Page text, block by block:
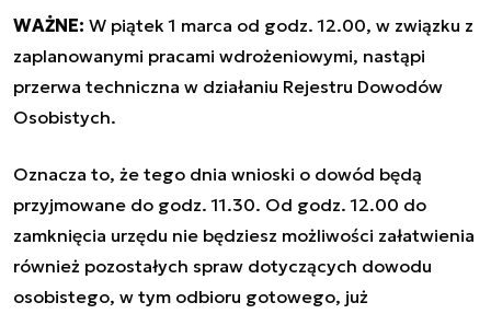
WAŻNE: W piątek 1 marca od godz. 12.00, w związku z
zaplanowanymi pracami wdrożeniowymi, nastąpi
przerwa techniczna w działaniu Rejestru Dowodów
Osobistych.
Oznacza to, że tego dnia wnioski o dowód będą
przyjmowane do godz. 11.30. Od godz. 12.00 do
zamknięcia urzędu nie będziesz możliwości załatwienia
również pozostałych spraw dotyczących dowodu
osobistego, w tym odbioru gotowego, już